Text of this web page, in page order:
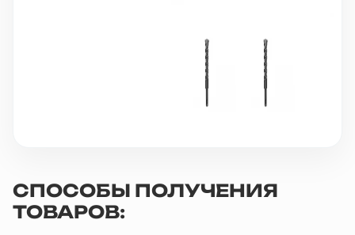
СПОСОБЫ ПОЛУЧЕНИЯ
ТОВАРОВ: